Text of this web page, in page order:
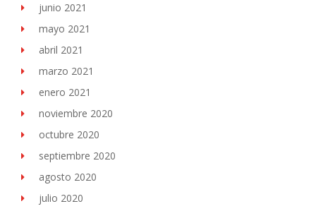
junio 2021
mayo 2021
abril 2021
marzo 2021
enero 2021
noviembre 2020
octubre 2020
septiembre 2020
agosto 2020
julio 2020